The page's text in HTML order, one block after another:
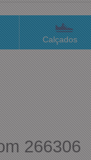
Calçados
266306